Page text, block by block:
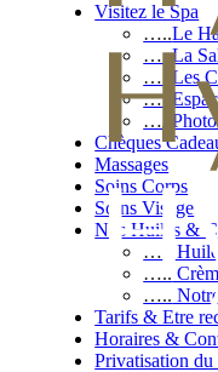
Visitez le Spa
…..Le
…..La
…..
Les
…..
…..
Chèques
Massages
Soins Corps
Soins Visage
Nos Huiles &
…..
…..
…..
Tarifs & Etre
Horaires &
Privatisation du